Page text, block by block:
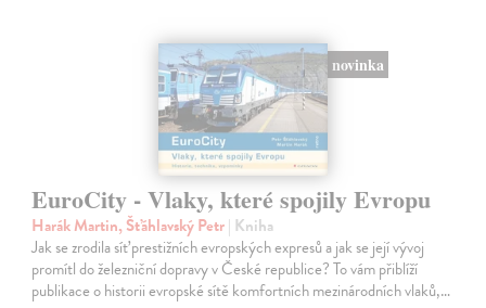
novinka
EuroCity - Vlaky, které spojily Evropu
Harák Martin, Šťáhlavský Petr| Kniha
Jak se zrodila síť prestižních evropských expresů a jak se její vývoj
promítl do železniční dopravy v České republice? To vám přiblíží
publikace o historii evropské sítě komfortních mezinárodních vlaků,…